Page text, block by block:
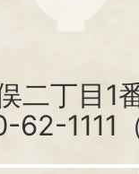
二丁目1
62-1111